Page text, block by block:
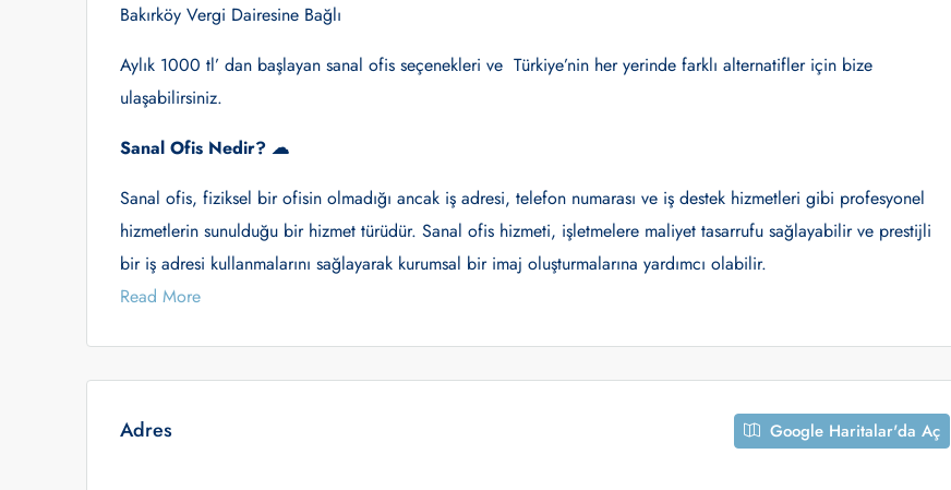
Bakırköy Vergi Dairesine Bağlı
Aylık 1000 tl’ dan başlayan sanal ofis seçenekleri ve Türkiye’nin her yerinde farklı alternatifler için bize
ulaşabilirsiniz.
Sanal Ofis Nedir? ☁
Sanal ofis, fiziksel bir ofisin olmadığı ancak iş adresi, telefon numarası ve iş destek hizmetleri gibi profesyonel
hizmetlerin sunulduğu bir hizmet türüdür. Sanal ofis hizmeti, işletmelere maliyet tasarrufu sağlayabilir ve prestijli
bir iş adresi kullanmalarını sağlayarak kurumsal bir imaj oluşturmalarına yardımcı olabilir.
Read More
Adres Google Haritalar'da Aç